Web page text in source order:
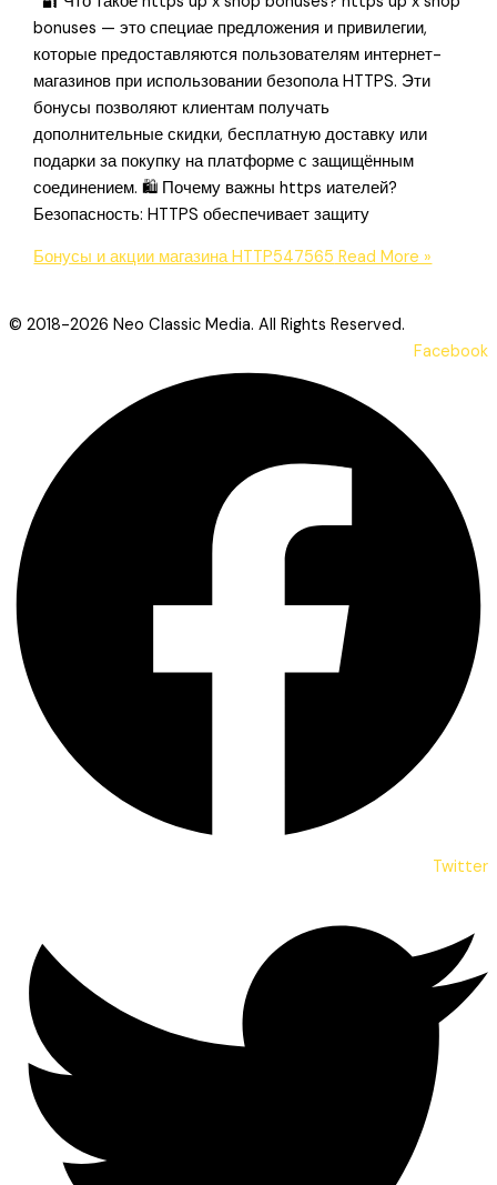
bonuses — это специае предложения и привилегии,
которые предоставляются пользователям интернет-
магазинов при использовании безопола HTTPS. Эти
бонусы позволяют клиентам получать
дополнительные скидки, бесплатную доставку или
подарки за покупку на платформе с защищённым
соединением. 🛍️ Почему важны https иателей?
Безопасность: HTTPS обеспечивает защиту
Бонусы и акции магазина HTTP547565 Read More »
© 2018-2026 Neo Classic Media. All Rights Reserved.
Facebook
Twitter